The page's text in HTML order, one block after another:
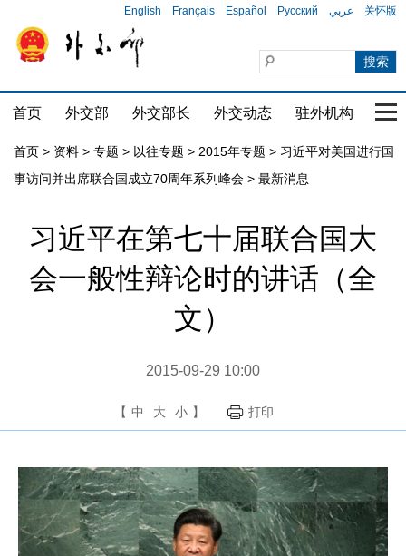
English Français Español Русский عربي 关怀版
首页 外交部 外交部长 外交动态 驻外机构 国
首页 > 资料 > 专题 > 以往专题 > 2015年专题 > 习近平对美国进行国
事访问并出席联合国成立70周年系列峰会 > 最新消息
习近平在第七十届联合国大
会一般性辩论时的讲话（全
文）
2015-09-29 10:00
【 中 大 小 】 打印